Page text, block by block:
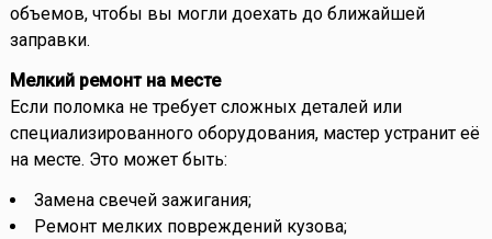
объемов, чтобы вы могли доехать до ближайшей
заправки.
Мелкий ремонт на месте
Если поломка не требует сложных деталей или
специализированного оборудования, мастер устранит её
на месте. Это может быть:
Замена свечей зажигания;
Ремонт мелких повреждений кузова;